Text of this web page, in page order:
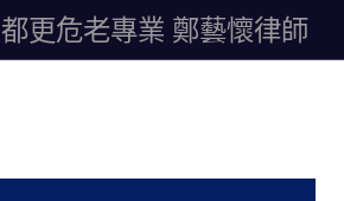
都更危老專業 鄭藝懷律師